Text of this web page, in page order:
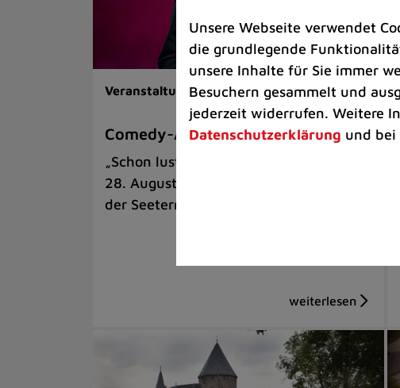
Veranstaltungen | Kunst & Kultur
Comedy-Abend mit Benni Stark
„Schon lustig, wenn’s witzig ist!“ am
28. August auf der Sommerbühne an
der Seeterrasse
Unsere Webseite verwendet
die grundlegende
unsere Inhalte für Sie immer
Besuchern gesammelt und
jederzeit widerrufen. Weitere
Datenschutzerklärung und bei